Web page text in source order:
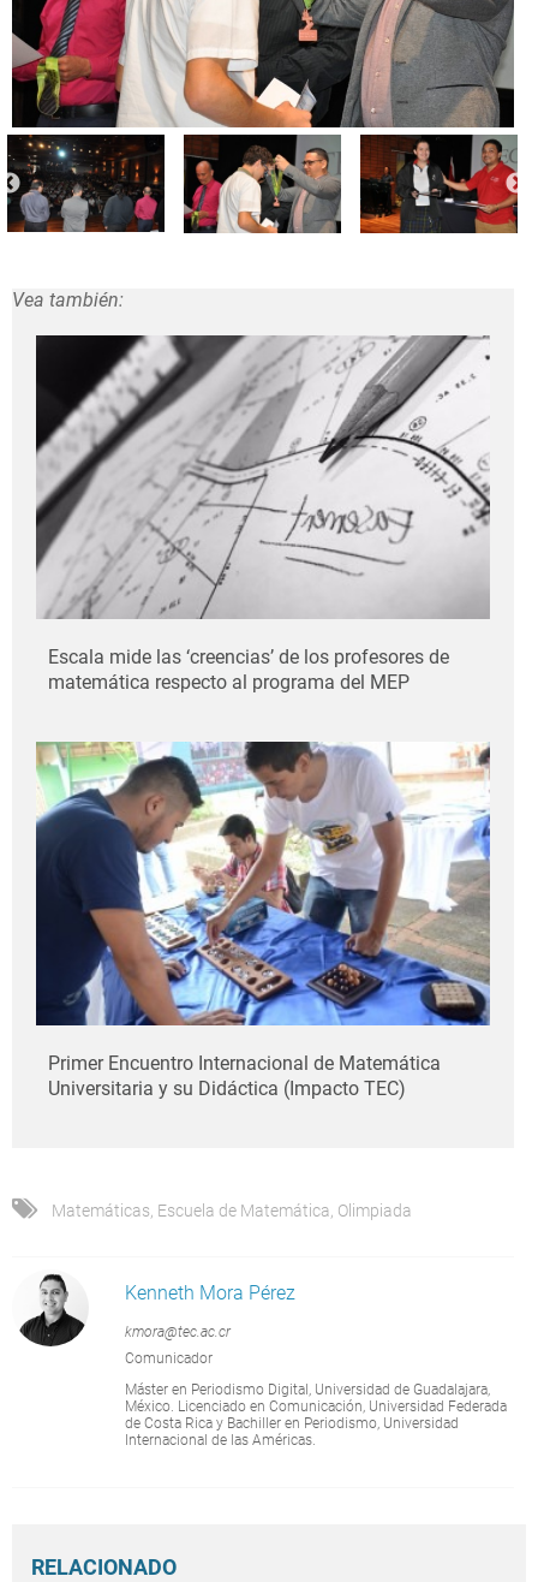
Vea también:
Escala mide las ‘creencias’ de los profesores de
matemática respecto al programa del MEP
Primer Encuentro Internacional de Matemática
Universitaria y su Didáctica (Impacto TEC)
Matemáticas, Escuela de Matemática, Olimpiada
Kenneth Mora Pérez
kmora@tec.ac.cr
Comunicador
Máster en Periodismo Digital, Universidad de Guadalajara,
México. Licenciado en Comunicación, Universidad Federada
de Costa Rica y Bachiller en Periodismo, Universidad
Internacional de las Américas.
RELACIONADO